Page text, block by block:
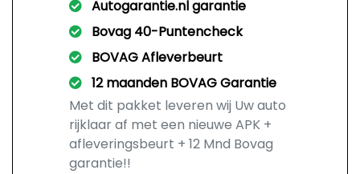
Autogarantie.nl garantie
Bovag 40-Puntencheck
BOVAG Afleverbeurt
12 maanden BOVAG Garantie
Met dit pakket leveren wij Uw auto
rijklaar af met een nieuwe APK +
afleveringsbeurt + 12 Mnd Bovag
garantie!!